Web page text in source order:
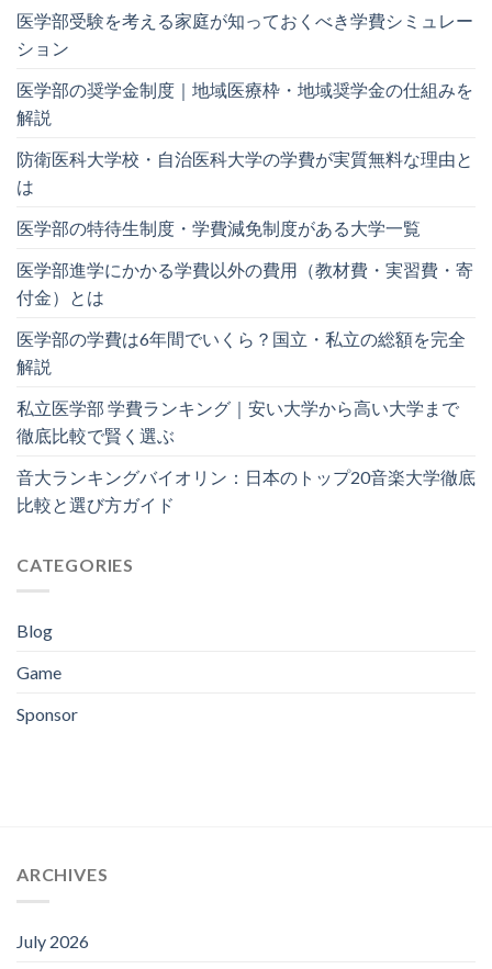
医学部受験を考える家庭が知っておくべき学費シミュレー
ション
医学部の奨学金制度｜地域医療枠・地域奨学金の仕組みを
解説
防衛医科大学校・自治医科大学の学費が実質無料な理由と
は
医学部の特待生制度・学費減免制度がある大学一覧
医学部進学にかかる学費以外の費用（教材費・実習費・寄
付金）とは
医学部の学費は6年間でいくら？国立・私立の総額を完全
解説
私立医学部 学費ランキング｜安い大学から高い大学まで
徹底比較で賢く選ぶ
音大ランキングバイオリン：日本のトップ20音楽大学徹底
比較と選び方ガイド
CATEGORIES
Blog
Game
Sponsor
ARCHIVES
July 2026